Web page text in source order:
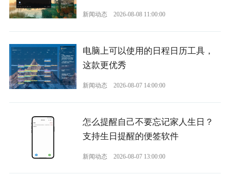
新闻动态 2026-08-08 11:00:00
电脑上可以使用的日程日历工具，
这款更优秀
新闻动态 2026-08-07 14:00:00
怎么提醒自己不要忘记家人生日？
支持生日提醒的便签软件
新闻动态 2026-08-07 13:00:00